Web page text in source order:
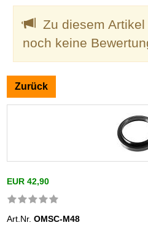
Zu diesem
noch keine
Zurück
EUR 42,90
Art.Nr.OMSC-M48